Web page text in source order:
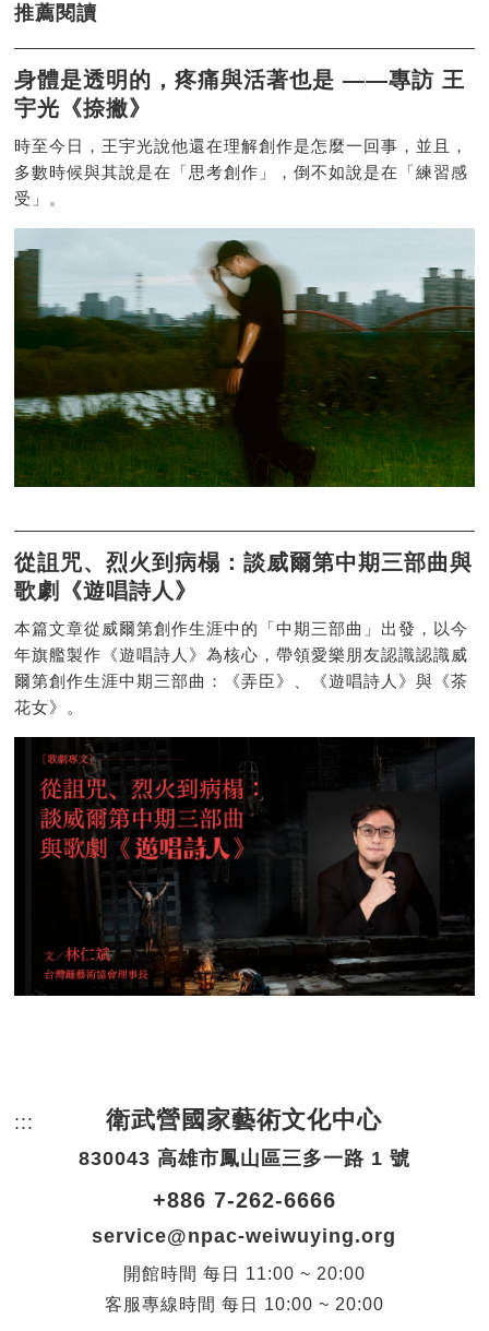
推薦閱讀
身體是透明的，疼痛與活著也是 ——專訪 王
宇光《捺撇》
時至今日，王宇光說他還在理解創作是怎麼一回事，並且，
多數時候與其說是在「思考創作」，倒不如說是在「練習感
受」。
從詛咒、烈火到病榻：談威爾第中期三部曲與
歌劇《遊唱詩人》
本篇文章從威爾第創作生涯中的「中期三部曲」出發，以今
年旗艦製作《遊唱詩人》為核心，帶領愛樂朋友認識認識威
爾第創作生涯中期三部曲：《弄臣》、《遊唱詩人》與《茶
花女》。
::: 頁尾網站資訊。
衛武營國家藝術文化中心
830043 高雄市鳳山區三多一路 1 號
+886 7-262-6666
service@npac-weiwuying.org
開館時間 每日
11:00 ~ 20:00
客服專線時間 每日 10:00 ~ 20:00